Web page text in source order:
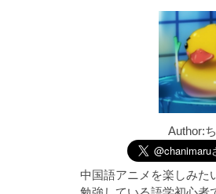
Author:
中国語アニメを楽しみた